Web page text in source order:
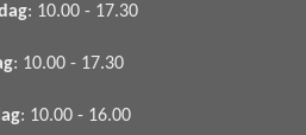
: 10.00 - 17.30
: 10.00 - 17.30
: 10.00 - 16.00